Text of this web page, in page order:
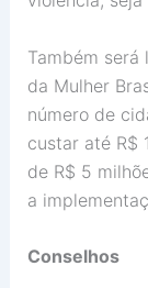
Também será
da Mulher
número de
custar até R$
de R$ 5
a
Conselhos